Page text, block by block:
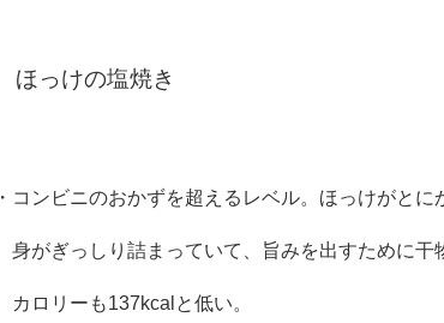
ほっけの塩焼き
・コンビニのおかずを超えるレベル。ほっけがとに
身がぎっしり詰まっていて、旨みを出すために干
カロリーも137kcalと低い。